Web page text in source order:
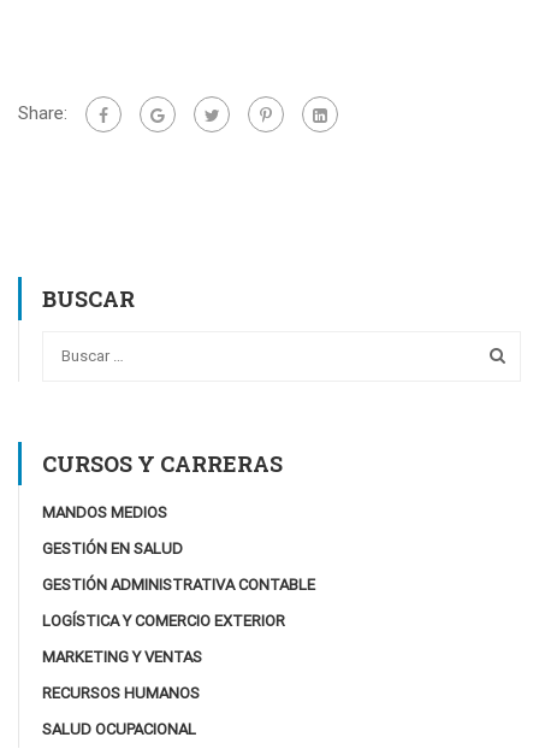
Share:
BUSCAR
CURSOS Y CARRERAS
MANDOS MEDIOS
GESTIÓN EN SALUD
GESTIÓN ADMINISTRATIVA CONTABLE
LOGÍSTICA Y COMERCIO EXTERIOR
MARKETING Y VENTAS
RECURSOS HUMANOS
SALUD OCUPACIONAL